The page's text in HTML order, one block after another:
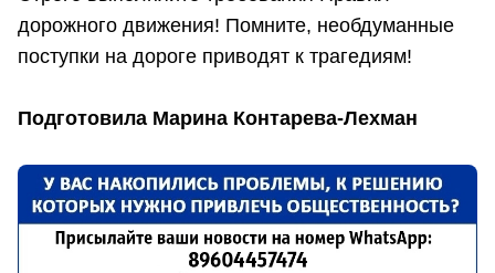
дорожного движения! Помните, необдуманные
поступки на дороге приводят к трагедиям!
Подготовила Марина Контарева-Лехман